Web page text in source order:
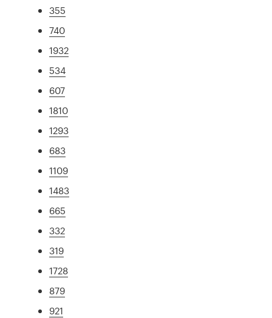
355
740
1932
534
607
1810
1293
683
1109
1483
665
332
319
1728
879
921